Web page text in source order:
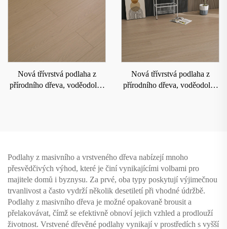
Nová třívrstvá podlaha z
přírodního dřeva, voděodolná
Nová třívrstvá podlaha z
přírodního dřeva, voděodolná
Podlahy z masivního a vrstveného dřeva nabízejí mnoho
přesvědčivých výhod, které je činí vynikajícími volbami pro
majitele domů i byznysu. Za prvé, oba typy poskytují výjimečnou
trvanlivost a často vydrží několik desetiletí při vhodné údržbě.
Podlahy z masivního dřeva je možné opakovaně brousit a
přelakovávat, čímž se efektivně obnoví jejich vzhled a prodlouží
životnost. Vrstvené dřevěné podlahy vynikají v prostředích s vyšší